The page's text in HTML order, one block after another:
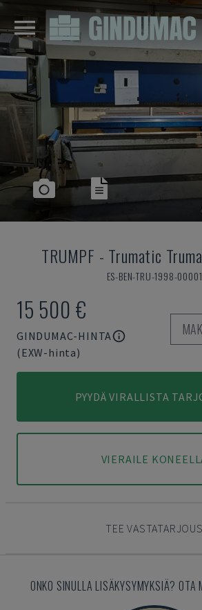
TRUMPF - Trumatic
ES-BEN-TRU-1998-00001
15 500 €
GINDUMAC-HINTA
(EXW-hinta)
PYYDÄ VIRALLISTA
VIERAILE
TEE VASTATARJOUS
ONKO SINULLA LISÄKYSYMYKSIÄ? OTA